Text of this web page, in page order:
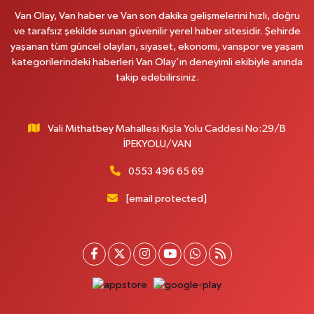
0 (530) 442 24 65 Yol Tarifi Al
Yiğit Eczanesi
SERHAT MAHALLESİ CUMHURİYET BULVARI VAN AVM YANI NO:137
ECIVILCOCUKMAGAZASIKARSISI
0 (542) 384 45 20 Yol Tarifi Al
Van Olay, Van haber ve Van son dakika gelişmelerini hızlı, doğru
ve tarafsız şekilde sunan güvenilir yerel haber sitesidir. Şehirde
yaşanan tüm güncel olayları, siyaset, ekonomi, vanspor ve yaşam
kategorilerindeki haberleri Van Olay’ın deneyimli ekibiyle anında
takip edebilirsiniz.
Vali Mithatbey Mahallesi Kışla Yolu Caddesi No:29/B
İPEKYOLU/VAN
0553 496 65 69
[email protected]